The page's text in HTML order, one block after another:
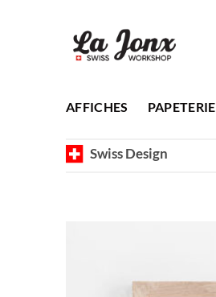
AFFICHES PAPETERIE
Swiss Design